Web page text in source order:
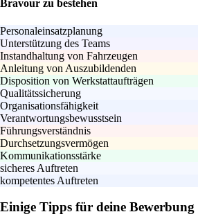
Bravour zu bestehen
Personaleinsatzplanung
Unterstützung des Teams
Instandhaltung von Fahrzeugen
Anleitung von Auszubildenden
Disposition von Werkstattaufträgen
Qualitätssicherung
Organisationsfähigkeit
Verantwortungsbewusstsein
Führungsverständnis
Durchsetzungsvermögen
Kommunikationsstärke
sicheres Auftreten
kompetentes Auftreten
Einige Tipps für deine Bewerbung